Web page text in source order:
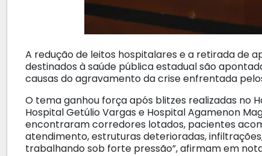
A redução de leitos hospitalares e a retirada de
destinados à saúde pública estadual são
causas do agravamento da crise enfrentada
O tema ganhou força após blitzes realizadas no
Hospital Getúlio Vargas e Hospital Agamenon
encontraram corredores lotados, pacientes
atendimento, estruturas deterioradas,
trabalhando sob forte pressão”, afirmam em